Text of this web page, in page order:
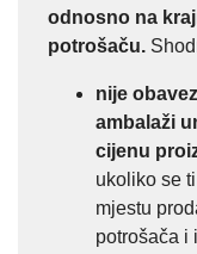
odnosno na
potrošaču.
nije
ambalaži
cijenu
ukoliko se
mjestu
potrošača i